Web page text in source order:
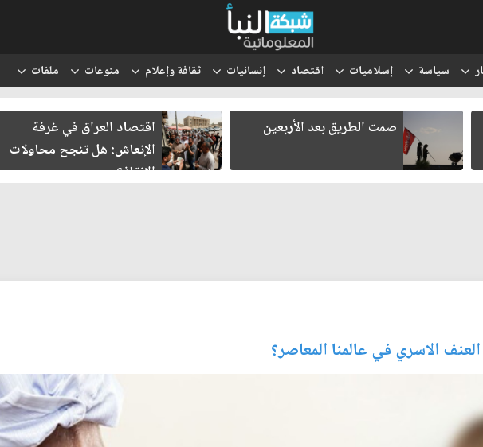
سياسة إسلاميات اقتصاد إنسانيات ثقافة وإعلام منوعات ملفات
اقتصاد العراق في غرفة
الإنقاذ؟
ثلاثة لقاءات وخريطة متحركة..
هل يولد شرق أوسط جديد؟
الاسري في عالمنا المعاصر؟